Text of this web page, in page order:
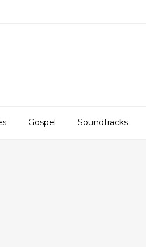
Gospel Soundtracks